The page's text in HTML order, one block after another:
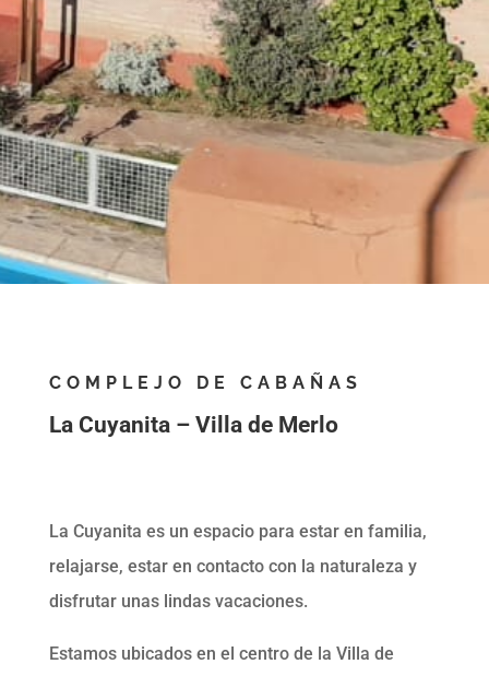
Servicios
RESERVAR
COMPLEJO DE CABAÑAS
La Cuyanita – Villa de Merlo
La Cuyanita es un espacio para estar en familia,
relajarse, estar en contacto con la naturaleza y
disfrutar unas lindas vacaciones.
Estamos ubicados en el centro de la Villa de